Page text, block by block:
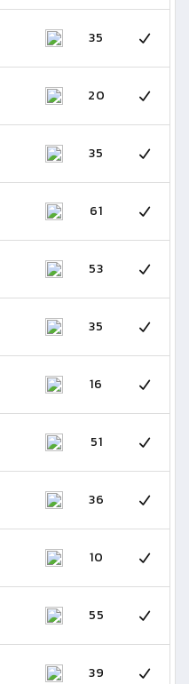
35
20
35
61
53
35
16
51
36
10
55
39